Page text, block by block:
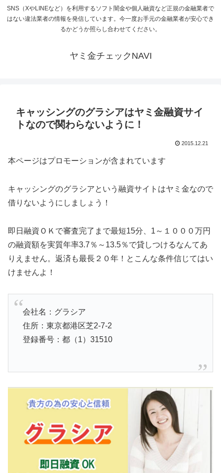
SNS（XやLINEなど）を利用するソフト闇金や個人融資など正規の金融業者で
はない違法業者の情報を発信しています。今一度お手元の金融業者が安心でき
るかどうか照らし合わせてください。
ヤミ金チェックNAVI
キャッシングのグラシアはヤミ金融資サイ
トなので関わらないように！
2015.12.21
本ページはプロモーションが含まれています
キャッシングのグラシアという融資サイトはヤミ金なので
借りないようにしましょう！
即日融資ＯＫで審査完了まで最短15分、1～１０００万円
の融資額を実質年率3.7％～13.5％で貸しつけるなんてあ
りえません。返済も最長２０年！とこんな条件信じてはい
けませんよ！
会社名：グラシア
住所：東京都港区芝2-7-2
登録番号：都（1）31510